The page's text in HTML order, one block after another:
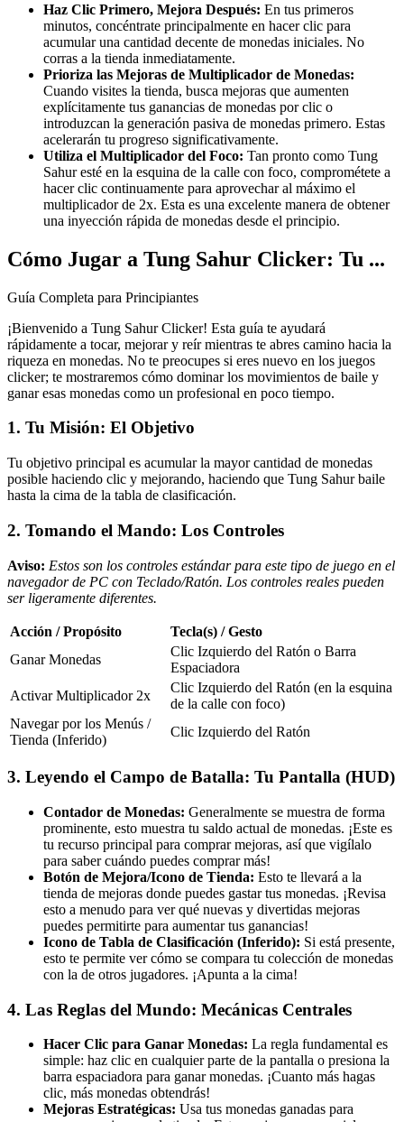
Haz Clic Primero, Mejora Después: En tus primeros
minutos, concéntrate principalmente en hacer clic para
acumular una cantidad decente de monedas iniciales. No
corras a la tienda inmediatamente.
Prioriza las Mejoras de Multiplicador de Monedas:
Cuando visites la tienda, busca mejoras que aumenten
explícitamente tus ganancias de monedas por clic o
introduzcan la generación pasiva de monedas primero. Estas
acelerarán tu progreso significativamente.
Utiliza el Multiplicador del Foco: Tan pronto como Tung
Sahur esté en la esquina de la calle con foco, comprométete a
hacer clic continuamente para aprovechar al máximo el
multiplicador de 2x. Esta es una excelente manera de obtener
una inyección rápida de monedas desde el principio.
Cómo Jugar a Tung Sahur Clicker: Tu ...
Guía Completa para Principiantes
¡Bienvenido a Tung Sahur Clicker! Esta guía te ayudará
rápidamente a tocar, mejorar y reír mientras te abres camino hacia la
riqueza en monedas. No te preocupes si eres nuevo en los juegos
clicker; te mostraremos cómo dominar los movimientos de baile y
ganar esas monedas como un profesional en poco tiempo.
1. Tu Misión: El Objetivo
Tu objetivo principal es acumular la mayor cantidad de monedas
posible haciendo clic y mejorando, haciendo que Tung Sahur baile
hasta la cima de la tabla de clasificación.
2. Tomando el Mando: Los Controles
Aviso: Estos son los controles estándar para este tipo de juego en el
navegador de PC con Teclado/Ratón. Los controles reales pueden
ser ligeramente diferentes.
Acción / Propósito
Tecla(s) / Gesto
Ganar Monedas
Clic Izquierdo del Ratón o Barra
Espaciadora
Activar Multiplicador 2x
Clic Izquierdo del Ratón (en la esquina
de la calle con foco)
Navegar por los Menús /
Tienda (Inferido)
Clic Izquierdo del Ratón
3. Leyendo el Campo de Batalla: Tu Pantalla (HUD)
Contador de Monedas: Generalmente se muestra de forma
prominente, esto muestra tu saldo actual de monedas. ¡Este es
tu recurso principal para comprar mejoras, así que vigílalo
para saber cuándo puedes comprar más!
Botón de Mejora/Icono de Tienda: Esto te llevará a la
tienda de mejoras donde puedes gastar tus monedas. ¡Revisa
esto a menudo para ver qué nuevas y divertidas mejoras
puedes permitirte para aumentar tus ganancias!
Icono de Tabla de Clasificación (Inferido): Si está presente,
esto te permite ver cómo se compara tu colección de monedas
con la de otros jugadores. ¡Apunta a la cima!
4. Las Reglas del Mundo: Mecánicas Centrales
Hacer Clic para Ganar Monedas: La regla fundamental es
simple: haz clic en cualquier parte de la pantalla o presiona la
barra espaciadora para ganar monedas. ¡Cuanto más hagas
clic, más monedas obtendrás!
Mejoras Estratégicas: Usa tus monedas ganadas para